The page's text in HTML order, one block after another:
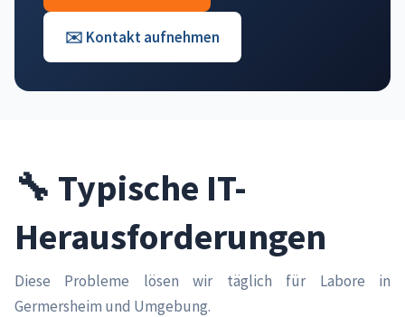
✉️ Kontakt aufnehmen
🔧 Typische IT-
Herausforderungen
Diese Probleme lösen wir täglich für Labore in
Germersheim und Umgebung.